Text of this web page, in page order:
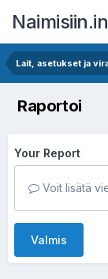
Lait, asetukset ja
Raportoi
Your Report
Voit lisätä
Valmis